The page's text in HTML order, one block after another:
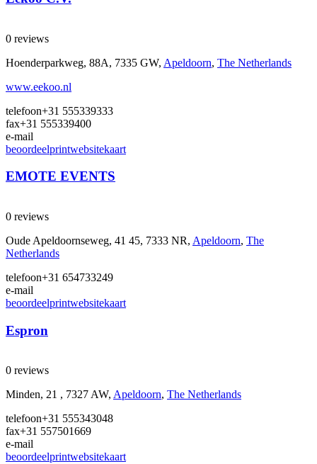
0 reviews
Hoenderparkweg, 88A, 7335 GW, Apeldoorn, The Netherlands
www.eekoo.nl
telefoon+31 555339333
fax+31 555339400
e-mail
beoordeelprintwebsitekaart
EMOTE EVENTS
0 reviews
Oude Apeldoornseweg, 41 45, 7333 NR, Apeldoorn, The
Netherlands
telefoon+31 654733249
e-mail
beoordeelprintwebsitekaart
Espron
0 reviews
Minden, 21 , 7327 AW, Apeldoorn, The Netherlands
telefoon+31 555343048
fax+31 557501669
e-mail
beoordeelprintwebsitekaart